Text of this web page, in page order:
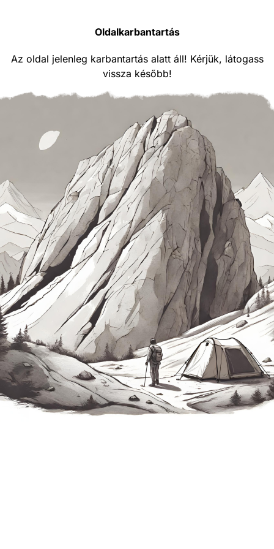
Oldalkarbantartás
Az oldal jelenleg karbantartás alatt áll! Kérjük, látogass
vissza később!